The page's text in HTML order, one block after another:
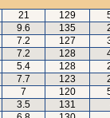
21 129
9.6 135
7.2 127
7.2 128
5.4 128
7.7 123
7 120
3.5 131